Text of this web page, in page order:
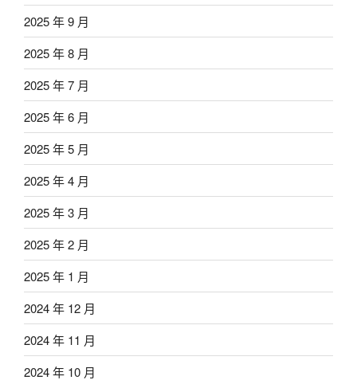
2025 年 9 月
2025 年 8 月
2025 年 7 月
2025 年 6 月
2025 年 5 月
2025 年 4 月
2025 年 3 月
2025 年 2 月
2025 年 1 月
2024 年 12 月
2024 年 11 月
2024 年 10 月